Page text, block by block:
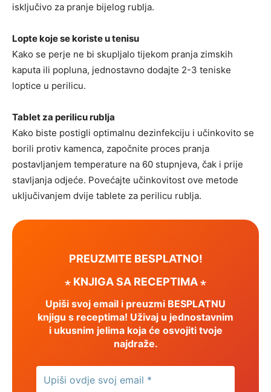
isključivo za pranje bijelog rublja.
Lopte koje se koriste u tenisu
Kako se perje ne bi skupljalo tijekom pranja zimskih
kaputa ili popluna, jednostavno dodajte 2-3 teniske
loptice u perilicu.
Tablet za perilicu rublja
Kako biste postigli optimalnu dezinfekciju i učinkovito se
borili protiv kamenca, započnite proces pranja
postavljanjem temperature na 60 stupnjeva, čak i prije
stavljanja odjeće. Povećajte učinkovitost ove metode
uključivanjem dvije tablete za perilicu rublja.
PREUZMITE BESPLATNO!
⋆ KNJIGA SA RECEPTIMA ⋆
Upiši svoj email i preuzmi BESPLATNU
knjigu s receptima! Uživaj u jednostavnim
i ukusnim jelima koja će osvojiti tvoje
najdraže.